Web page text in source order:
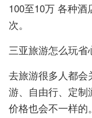
100至10万 各种
次。
三亚旅游怎么玩省
去旅游很多人都会
游、自由行、定制
价格也会不一样的。